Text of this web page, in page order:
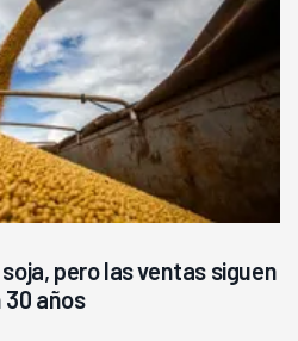
pero las ventas siguen
30 años